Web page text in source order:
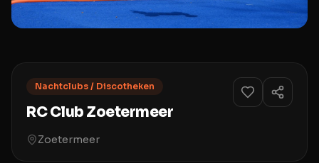
Nachtclubs / Discotheken
RC Club Zoetermeer
Zoetermeer